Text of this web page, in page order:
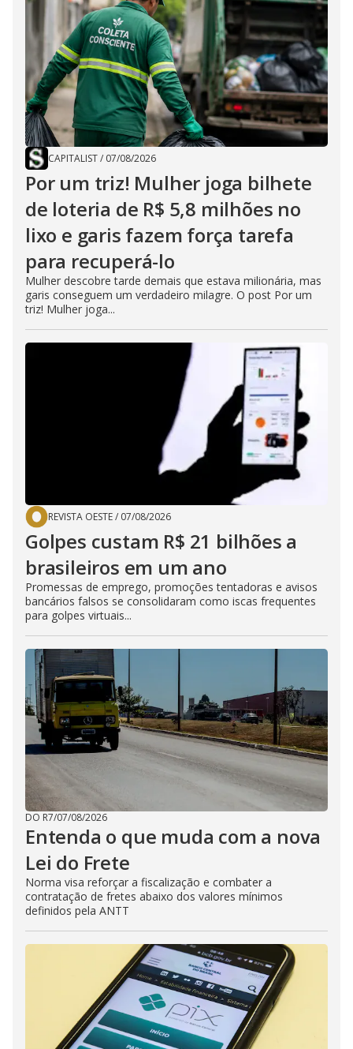
CAPITALIST/ 07/08/2026
Por um triz! Mulher joga bilhete
de loteria de R$ 5,8 milhões no
lixo e garis fazem força tarefa
para recuperá-lo
Mulher descobre tarde demais que estava milionária, mas
garis conseguem um verdadeiro milagre. O post Por um
triz! Mulher joga...
REVISTA OESTE/ 07/08/2026
Golpes custam R$ 21 bilhões a
brasileiros em um ano
Promessas de emprego, promoções tentadoras e avisos
bancários falsos se consolidaram como iscas frequentes
para golpes virtuais...
DO R7/07/08/2026
Entenda o que muda com a nova
Lei do Frete
Norma visa reforçar a fiscalização e combater a
contratação de fretes abaixo dos valores mínimos
definidos pela ANTT